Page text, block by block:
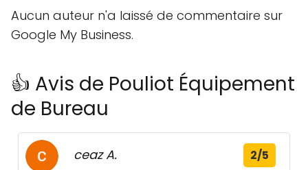
Aucun auteur n'a laissé de commentaire sur
Google My Business.
👍 Avis de Pouliot Équipement
de Bureau
ceaz A. 2/5